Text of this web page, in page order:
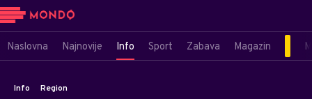
Naslovna Najnovije Info Sport Zabava Magazin
Info Region